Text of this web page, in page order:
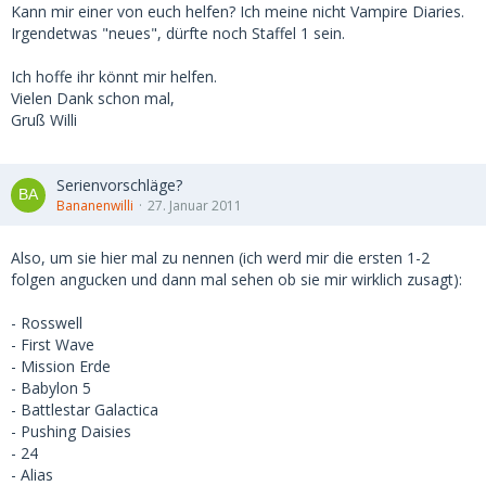
Kann mir einer von euch helfen? Ich meine nicht Vampire Diaries.
Irgendetwas "neues", dürfte noch Staffel 1 sein.
Ich hoffe ihr könnt mir helfen.
Vielen Dank schon mal,
Gruß Willi
Serienvorschläge?
Bananenwilli 27. Januar 2011
Also, um sie hier mal zu nennen (ich werd mir die ersten 1-2
folgen angucken und dann mal sehen ob sie mir wirklich zusagt):
- Rosswell
- First Wave
- Mission Erde
- Babylon 5
- Battlestar Galactica
- Pushing Daisies
- 24
- Alias